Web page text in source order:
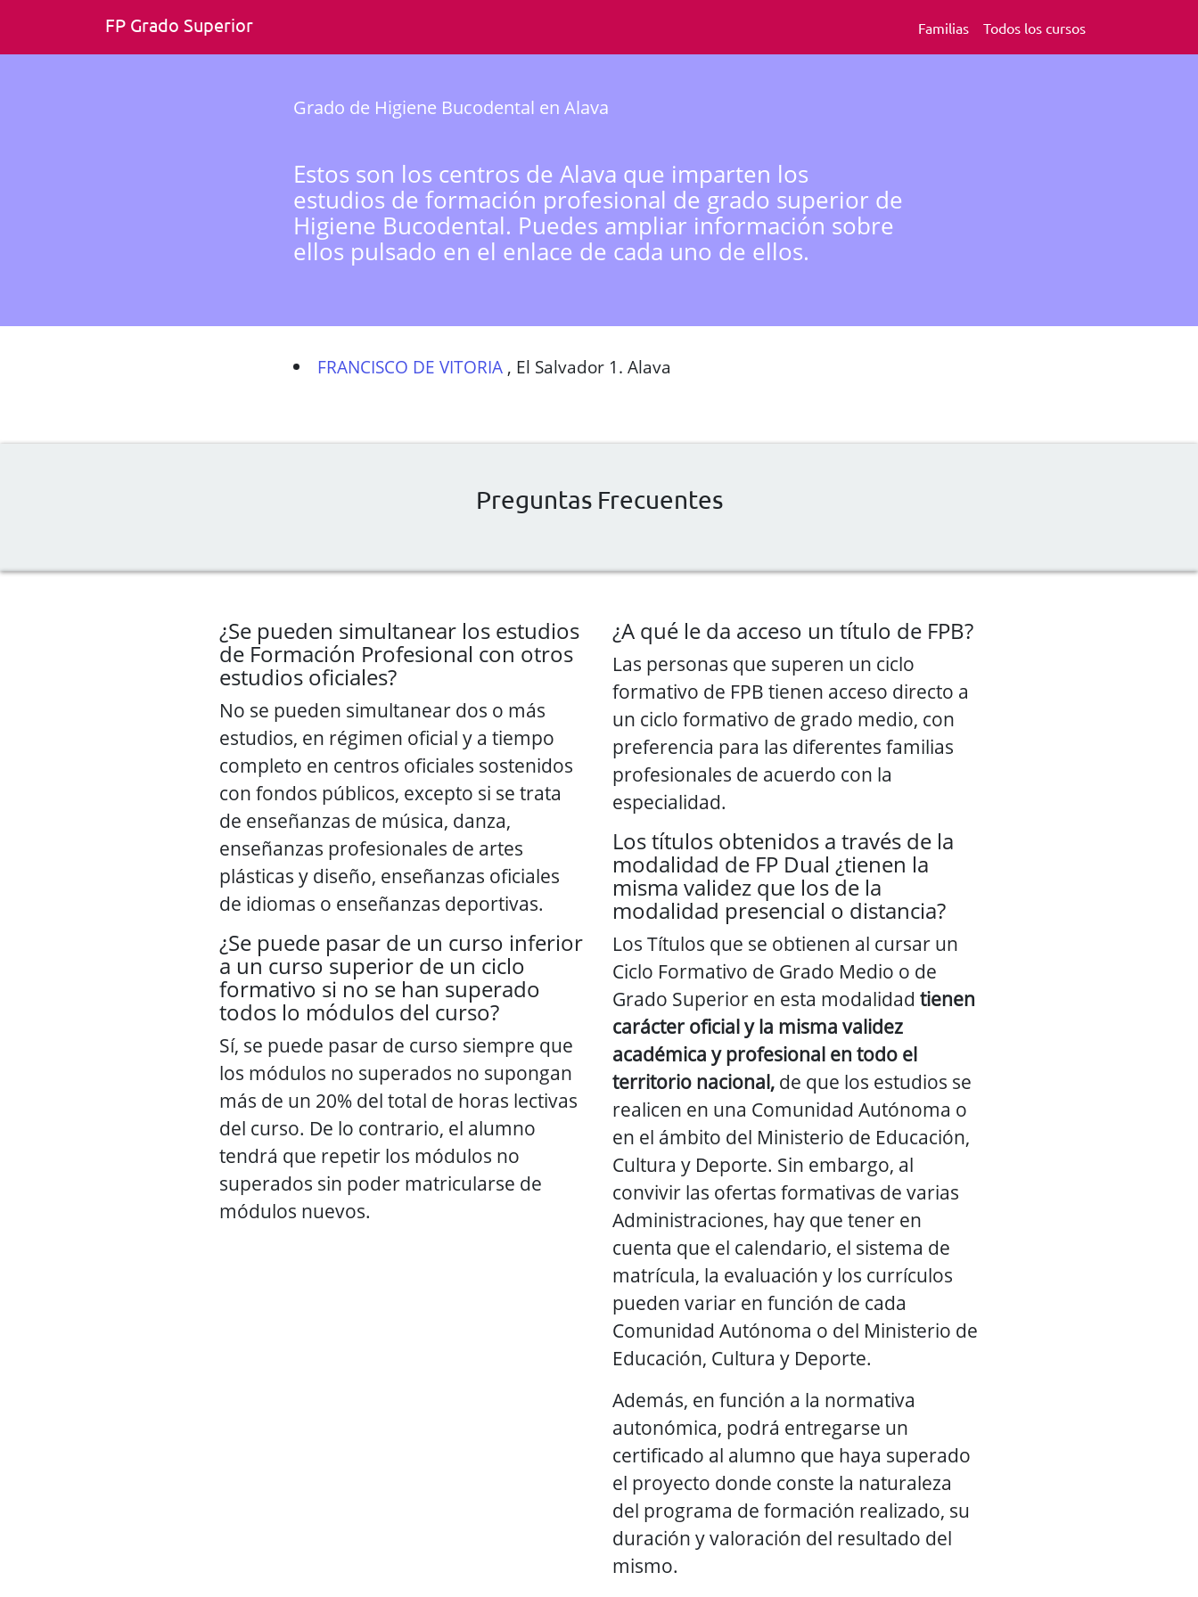
FP Grado Superior Familias Todos los cursos
Grado de Higiene Bucodental en Alava
Estos son los centros de Alava que imparten los
estudios de formación profesional de grado superior de
Higiene Bucodental. Puedes ampliar información sobre
ellos pulsado en el enlace de cada uno de ellos.
FRANCISCO DE VITORIA , El Salvador 1. Alava
Preguntas Frecuentes
¿Se pueden simultanear los estudios
de Formación Profesional con otros
estudios oficiales?
No se pueden simultanear dos o más
estudios, en régimen oficial y a tiempo
completo en centros oficiales sostenidos
con fondos públicos, excepto si se trata
de enseñanzas de música, danza,
enseñanzas profesionales de artes
plásticas y diseño, enseñanzas oficiales
de idiomas o enseñanzas deportivas.
¿Se puede pasar de un curso inferior
a un curso superior de un ciclo
formativo si no se han superado
todos lo módulos del curso?
Sí, se puede pasar de curso siempre que
los módulos no superados no supongan
más de un 20% del total de horas lectivas
del curso. De lo contrario, el alumno
tendrá que repetir los módulos no
superados sin poder matricularse de
módulos nuevos.
¿A qué le da acceso un título de FPB?
Las personas que superen un ciclo
formativo de FPB tienen acceso directo a
un ciclo formativo de grado medio, con
preferencia para las diferentes familias
profesionales de acuerdo con la
especialidad.
Los títulos obtenidos a través de la
modalidad de FP Dual ¿tienen la
misma validez que los de la
modalidad presencial o distancia?
Los Títulos que se obtienen al cursar un
Ciclo Formativo de Grado Medio o de
Grado Superior en esta modalidad tienen
carácter oficial y la misma validez
académica y profesional en todo el
territorio nacional, de que los estudios se
realicen en una Comunidad Autónoma o
en el ámbito del Ministerio de Educación,
Cultura y Deporte. Sin embargo, al
convivir las ofertas formativas de varias
Administraciones, hay que tener en
cuenta que el calendario, el sistema de
matrícula, la evaluación y los currículos
pueden variar en función de cada
Comunidad Autónoma o del Ministerio de
Educación, Cultura y Deporte.
Además, en función a la normativa
autonómica, podrá entregarse un
certificado al alumno que haya superado
el proyecto donde conste la naturaleza
del programa de formación realizado, su
duración y valoración del resultado del
mismo.